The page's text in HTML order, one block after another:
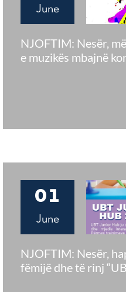
June
NJOFTIM: Nesër,
e muzikës mbajnë
01
June
NJOFTIM: Nesër,
fëmijë dhe të rinj